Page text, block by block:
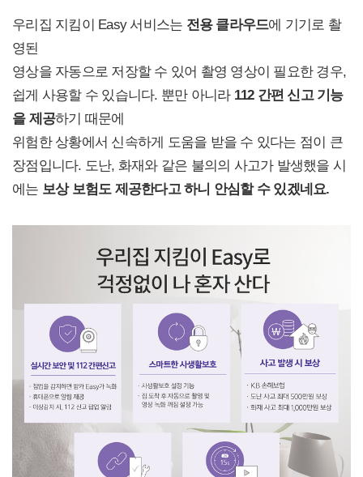
우리집 지킴이 Easy 서비스는 전용 클라우드에 기기로 촬
영된
영상을 자동으로 저장할 수 있어 촬영 영상이 필요한 경우,
쉽게 사용할 수 있습니다. 뿐만 아니라 112 간편 신고 기능
을 제공하기 때문에
위험한 상황에서 신속하게 도움을 받을 수 있다는 점이 큰
장점입니다. 도난, 화재와 같은 불의의 사고가 발생했을 시
에는 보상 보험도 제공한다고 하니 안심할 수 있겠네요.